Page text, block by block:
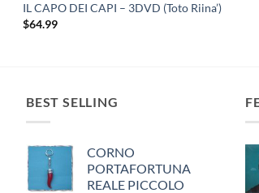
IL CAPO DEI CAPI – 3DVD (Toto Riina’)
$64.99
BEST SELLING
CORNO
PORTAFORTUNA
REALE PICCOLO